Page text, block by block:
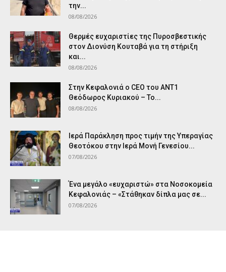
την...
08/08/2026
Θερμές ευχαριστίες της Πυροσβεστικής
στον Διονύση Κουταβά για τη στήριξη
και...
08/08/2026
Στην Κεφαλονιά ο CEO του ANT1
Θεόδωρος Κυριακού – Το...
08/08/2026
Ιερά Παράκληση προς τιμήν της Υπεραγίας
Θεοτόκου στην Ιερά Μονή Γενεσίου...
07/08/2026
Ένα μεγάλο «ευχαριστώ» στα Νοσοκομεία
Κεφαλονιάς – «Στάθηκαν δίπλα μας σε...
07/08/2026